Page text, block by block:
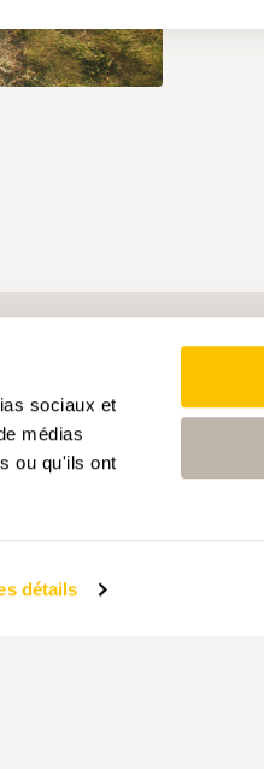
sociaux et
médias
ou qu'ils ont
détails
de randonnée
adaptés à vos centres